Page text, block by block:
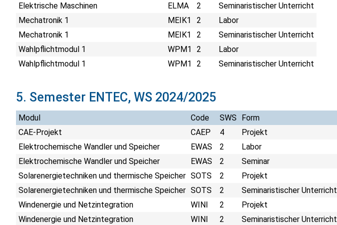
Elektrische Maschinen
ELMA 2
Seminaristischer Unterricht
Mechatronik 1
MEIK1 2
Labor
Mechatronik 1
MEIK1 2
Seminaristischer Unterricht
Wahlpflichtmodul 1
WPM1 2
Labor
Wahlpflichtmodul 1
WPM1 2 Seminaristischer Unterricht
5. Semester ENTEC, WS 2024/2025
Modul Code SWS
Form
CAE-Projekt
CAEP 4
Projekt
Elektrochemische Wandler und Speicher
EWAS 2
Labor
Elektrochemische Wandler und Speicher
EWAS 2
Seminar
Solarenergietechniken und thermische Speicher SOTS 2
Projekt
Solarenergietechniken und thermische Speicher SOTS 2
Seminaristischer Unterricht
Windenergie und Netzintegration
WINI 2
Projekt
Windenergie und Netzintegration
WINI 2
Seminaristischer Unterricht